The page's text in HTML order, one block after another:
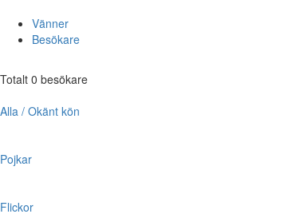
Vänner
Besökare
Totalt 0 besökare
Alla / Okänt kön
Pojkar
Flickor